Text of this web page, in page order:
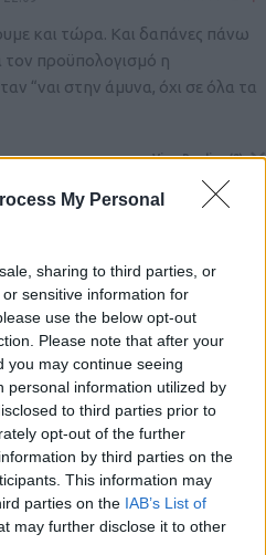
My Personal
sharing to third parties, or
sensitive information for
use the below opt-out
Please note that after your
you may continue seeing
personal information utilized by
to third parties prior to
opt-out of the further
by third parties on the
This information may
parties on the IAB’s List of
may further disclose it to other
και τώρα. Και δαπάνες πάνω
τον προϋπολογισμό η
“ναι στην άμυνα, όχι σε όλα τα
View Replies(2)
πολιτική συναίνεση στην
3%
στην αύξηση του μισθού τους
View Replies
Trusted Member
#655816